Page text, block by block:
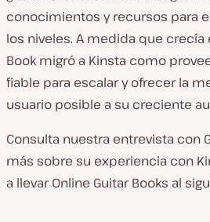
conocimientos y recursos para
los niveles. A medida que crecía
Book migró a Kinsta como
fiable para escalar y ofrecer la
usuario posible a su creciente
Consulta nuestra entrevista con
más sobre su experiencia con
a llevar Online Guitar Books al